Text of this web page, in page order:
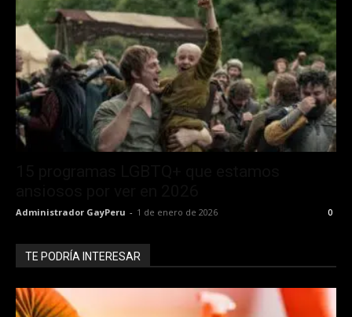
Administrador GayPeru - 1 de enero de 2026 0
TE PODRÍA INTERESAR